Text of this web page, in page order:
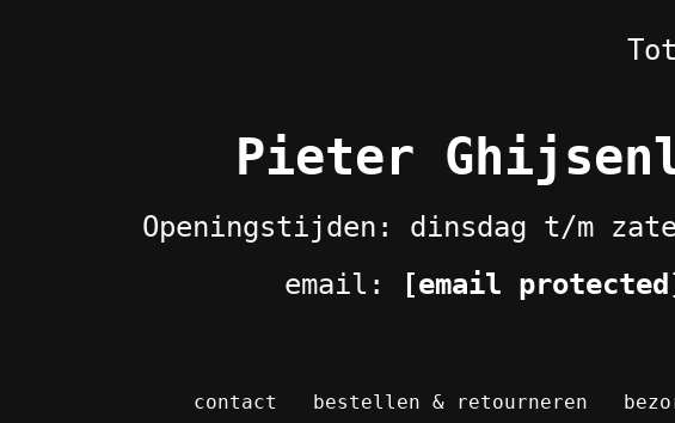
Pieter
Openingstijden: dinsdag t/m
email:
[email
contact bestellen & retourneren